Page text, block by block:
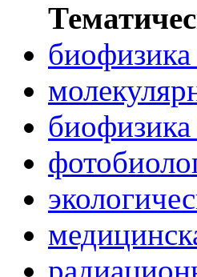
биофизика